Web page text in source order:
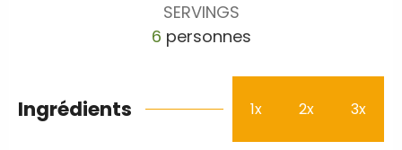
SERVINGS
6 personnes
Ingrédients 1x 2x 3x